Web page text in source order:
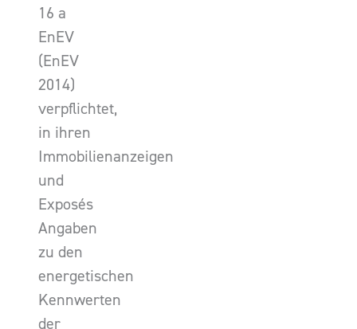
16 a
EnEV
(EnEV
2014)
verpflichtet,
in ihren
Immobilienanzeigen
und
Exposés
Angaben
zu den
energetischen
Kennwerten
der